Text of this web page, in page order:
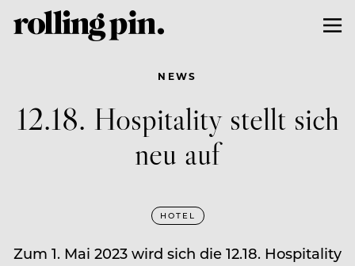
NEWS
12.18. Hospitality stellt sich
neu auf
HOTEL
Zum 1. Mai 2023 wird sich die 12.18. Hospitality